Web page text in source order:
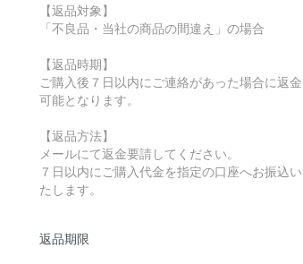
【返品対象】
「不良品・当社の商品の間違え」の場合
【返品時期】
ご購入後７日以内にご連絡があった場合に返金
可能となります。
【返品方法】
メールにて返金要請してください。
７日以内にご購入代金を指定の口座へお振込い
たします。
返品期限